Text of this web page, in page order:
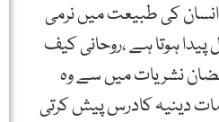
کی طبیعت میں نرمی
پیدا ہوتا ہے ،روحانی کیف
نشریات میں سے وہ
دینیہ کادرس پیش کرتی